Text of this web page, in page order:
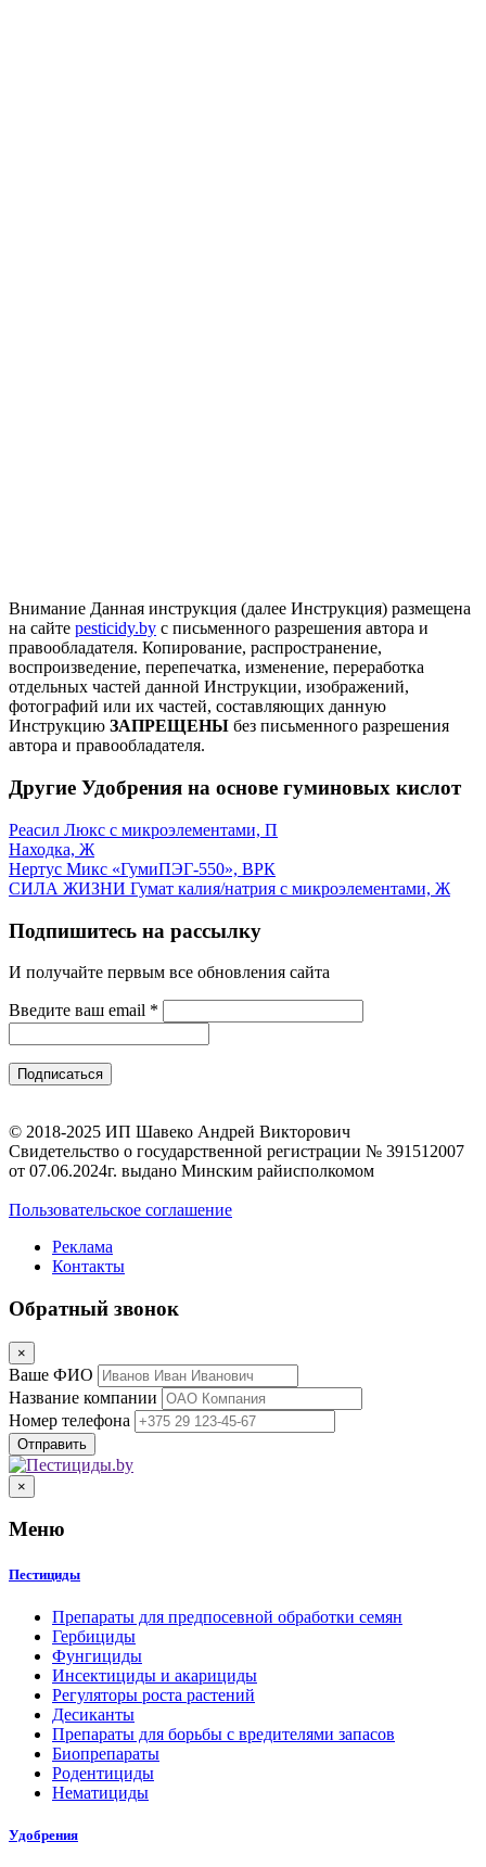
Внимание Данная инструкция (далее Инструкция) размещена
на сайте pesticidy.by с письменного разрешения автора и
правообладателя. Копирование, распространение,
воспроизведение, перепечатка, изменение, переработка
отдельных частей данной Инструкции, изображений,
фотографий или их частей, составляющих данную
Инструкцию ЗАПРЕЩЕНЫ без письменного разрешения
автора и правообладателя.
Другие Удобрения на основе гуминовых кислот
Реасил Люкс с микроэлементами, П
Находка, Ж
Нертус Микс «ГумиПЭГ-550», ВРК
СИЛА ЖИЗНИ Гумат калия/натрия с микроэлементами, Ж
Подпишитесь на рассылку
И получайте первым все обновления сайта
Введите ваш email *
© 2018-2025 ИП Шавеко Андрей Викторович
Свидетельство о государственной регистрации № 391512007
от 07.06.2024г. выдано Минским райисполкомом
Пользовательское соглашение
Реклама
Контакты
Обратный звонок
×
Ваше ФИО
Название компании
Номер телефона
×
Меню
Пестициды
Препараты для предпосевной обработки семян
Гербициды
Фунгициды
Инсектициды и акарициды
Регуляторы роста растений
Десиканты
Препараты для борьбы с вредителями запасов
Биопрепараты
Родентициды
Нематициды
Удобрения